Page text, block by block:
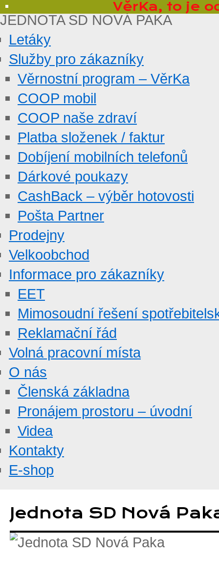
Menu
JEDNOTA SD NOVÁ PAKA
Letáky
Služby pro zákazníky
Věrnostní program – VěrKa
COOP mobil
COOP naše zdraví
Platba složenek / faktur
Dobíjení mobilních telefonů
Dárkové poukazy
CashBack – výběr hotovosti
Pošta Partner
Prodejny
Velkoobchod
Informace pro zákazníky
EET
Mimosoudní řešení
Reklamační řád
Volná pracovní místa
O nás
Členská základna
Pronájem prostoru – úvodní
Videa
Kontakty
E-shop
obsahu
webu
Jednota SD Nová
VěrKa, to je